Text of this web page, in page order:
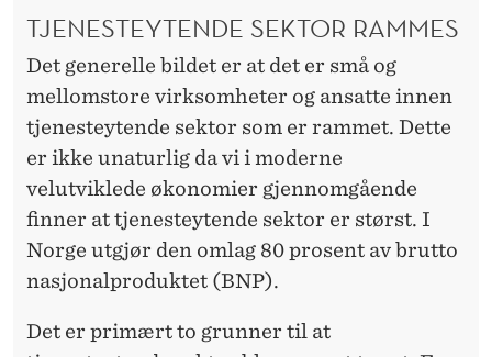
TJENESTEYTENDE SEKTOR RAMMES
Det generelle bildet er at det er små og
mellomstore virksomheter og ansatte innen
tjenesteytende sektor som er rammet. Dette
er ikke unaturlig da vi i moderne
velutviklede økonomier gjennomgående
finner at tjenesteytende sektor er størst. I
Norge utgjør den omlag 80 prosent av brutto
nasjonalproduktet (BNP).
Det er primært to grunner til at